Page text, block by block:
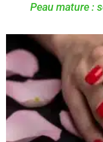
Peau mature :